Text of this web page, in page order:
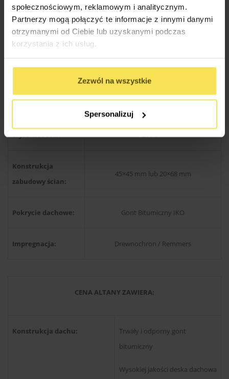
społecznościowym, reklamowym i analitycznym.
Partnerzy mogą połączyć te informacje z innymi danymi
otrzymanymi od Ciebie lub uzyskanymi podczas
korzystania z ich usług.
Zezwól na wszystkie
Spersonalizuj
Kąt nachylenia
22 stopnie
Słupy nośne:
Wysokość słupów: 200 cm
Wysokość ścian: 200 cm
Konstrukcja
zabudowy ścian:
45×45 mm lub 20×68 mm
Pokrycie dachowe: Gont Bitumiczny IKO
Impregnacja: Drewnochron / Remmers
CENA ALTANY ZAWIERA:
Konstrukcja dachu:
Trwały i odporny gont
bitumiczny
Wysokiej jakości deska dachowa